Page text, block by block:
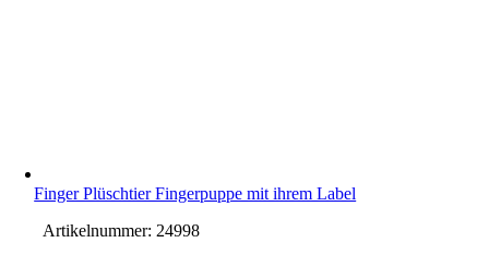
Finger Plüschtier Fingerpuppe mit ihrem Label
Artikelnummer: 24998